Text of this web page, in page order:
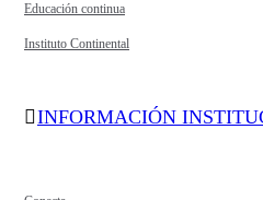
Educación continua
Instituto Continental
INFORMACIÓN